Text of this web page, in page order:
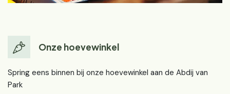
Onze hoevewinkel
Spring eens binnen bij onze hoevewinkel aan de Abdij van
Park